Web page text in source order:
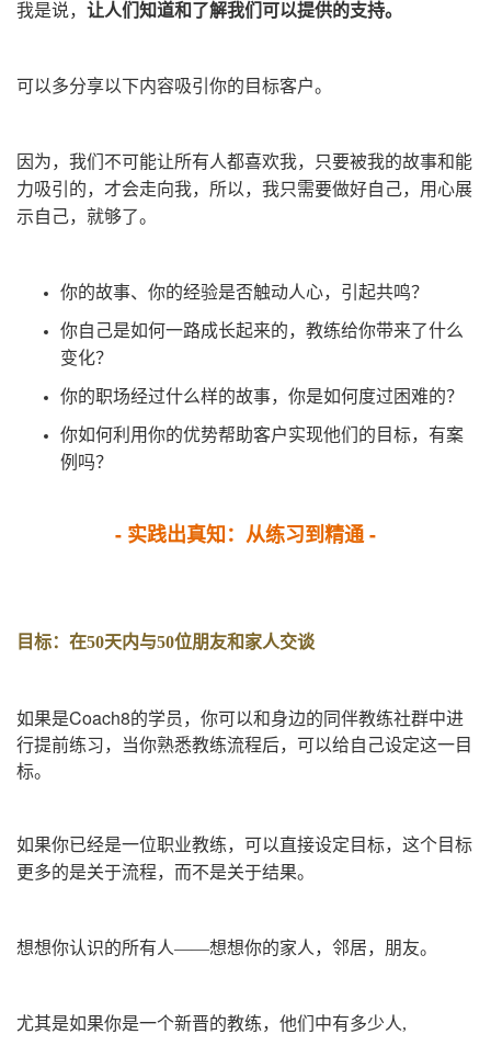
我是说， 让人们知道和了解我们可以提供的支持。
可以多分享以下内容吸引你的目标客户。
因为，我们不可能让所有人都喜欢我，只要被我的故事和能
力吸引的，才会走向我，所以，我只需要做好自己，用心展
示自己，就够了。
你的故事、你的经验是否触动人心，引起共鸣？
你自己是如何一路成长起来的，教练给你带来了什么
变化？
你的职场经过什么样的故事，你是如何度过困难的？
你如何利用你的优势帮助客户实现他们的目标，有案
例吗？
- 实践出真知：从练习到精通 -
目标：在50天内与50位朋友和家人交谈
如果是Coach8的学员，你可以和身边的同伴教练社群中进
行提前练习，当你熟悉教练流程后，可以给自己设定这一目
标。
如果你已经是一位职业教练，可以直接设定目标，这个目标
更多的是关于流程，而不是关于结果。
想想你认识的所有人——想想你的家人，邻居，朋友。
尤其是如果你是一个新晋的教练，他们中有多少人,